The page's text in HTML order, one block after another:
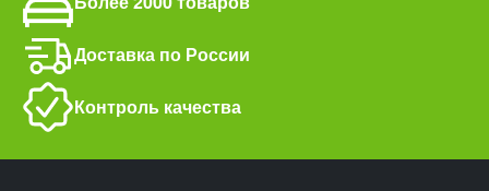
Доставка по России
Контроль качества